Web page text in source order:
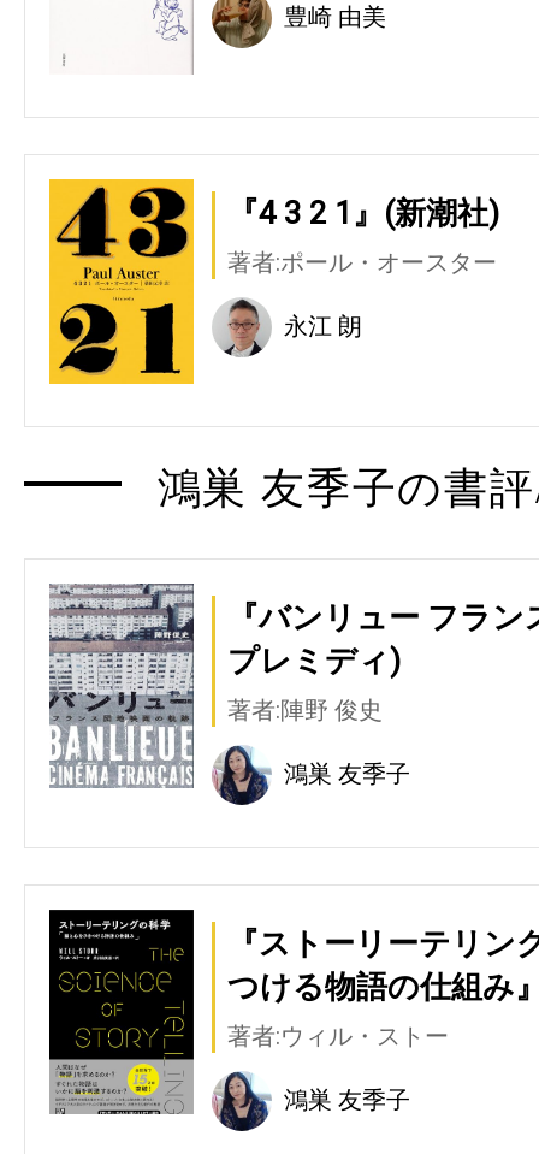
豊崎 由美
『4 3 2 1』(新潮社)
著者:ポール・オースター
永江 朗
鴻巣 友季子の書
『バンリュー フラ
プレミディ)
著者:陣野 俊史
鴻巣 友季子
『ストーリーテリン
つける物語の仕組み
著者:ウィル・ストー
鴻巣 友季子